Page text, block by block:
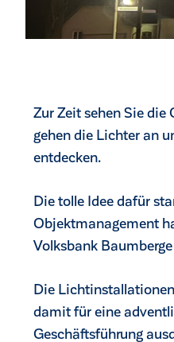
Zur Zeit sehen Sie die
gehen die Lichter an
entdecken.
Die tolle Idee dafür
Objektmanagement
Volksbank
Die
damit für eine
Geschäftsführung